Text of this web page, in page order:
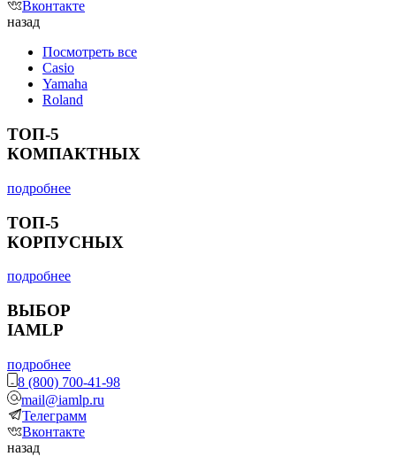
Вконтакте
назад
Посмотреть все
Casio
Yamaha
Roland
ТОП-5
КОМПАКТНЫХ
подробнее
ТОП-5
КОРПУСНЫХ
подробнее
ВЫБОР
IAMLP
подробнее
8 (800) 700-41-98
mail@iamlp.ru
Телеграмм
Вконтакте
назад